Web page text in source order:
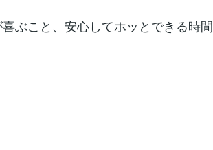
ぶこと、安心してホッとできる時間